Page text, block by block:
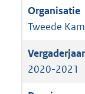
Tweede
2020-2021